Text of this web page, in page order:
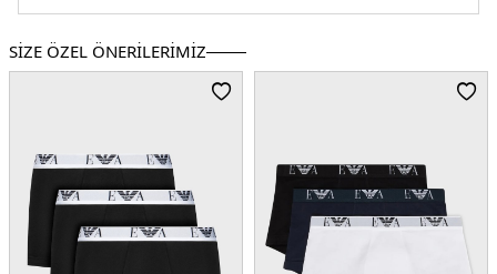
5DE11113891P51607581.65
SİZE ÖZEL ÖNERİLERİMİZ